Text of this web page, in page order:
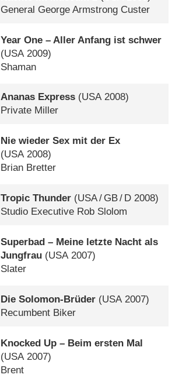
General George Armstrong Custer
Year One – Aller Anfang ist schwer
(USA 2009)
Shaman
Ananas Express (USA2008)
Private Miller
Nie wieder Sex mit der Ex
(USA2008)
Brian Bretter
Tropic Thunder (USA/ GB/ D 2008)
Studio Executive Rob Slolom
Superbad – Meine letzte Nacht als
Jungfrau (USA2007)
Slater
Die Solomon-Brüder (USA2007)
Recumbent Biker
Knocked Up – Beim ersten Mal
(USA 2007)
Brent